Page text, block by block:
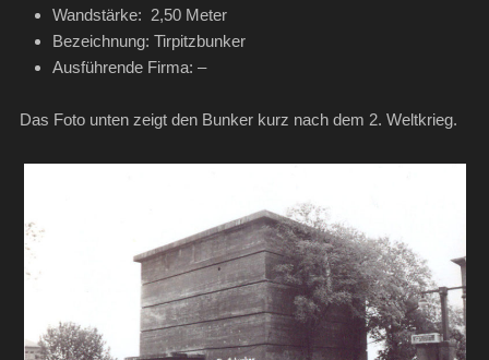
Wandstärke: 2,50 Meter
Bezeichnung: Tirpitzbunker
Ausführende Firma: –
Das Foto unten zeigt den Bunker kurz nach dem 2. Weltkrieg.